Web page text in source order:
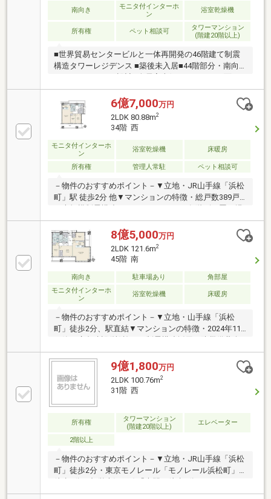
の住まい探しをお手伝いします ━━━━━・・・物件
の詳細・ご相談はお気軽にお問い合わせください。
南向き
モニタ付インターホ
ン
浴室乾燥機
所有権 ペット相談可
タワーマンション
(階建20階以上)
■世界貿易センタービルと一体再開発の46階建て制震
構造タワーレジデンス ■築後未入居■44階部分・南向
きのワイドスパン設計■全居室南側バルコニーに面す
る明るい居住空間■約25帖のLDK■LDと主寝室に床暖房
■WIC×2、SIC等収納充実■オープンキッチンで開放感
あり■Miele製食洗器■JAXON製ユニットバス■鹿島建設
施工■地震の揺れを制御する制震部材（HiDAX-e）を一
部配置した制震構造■防災備蓄倉庫・災害対策拠点
防災備蓄倉庫を、13階～46階に設置
6億7,000万円
2LDK 80.88m2
34階 西
モニタ付インターホ
ン
浴室乾燥機 床暖房
所有権 管理人常駐 ペット相談可
－物件のおすすめポイント－▼立地・JR山手線「浜松
町」駅 徒歩2分 他▼マンションの特徴・総戸数389戸
の大規模制震構造タワーレジデンス・各階ゴミ置き場
有、24時間ゴミ出し可能・パーティールーム等の共用
施設有▼住戸の特徴・LDKはゆとりある約21.0帖の広
さ・全居室がバルコニーに面する間取り・ビルトイン
エアコン有・東京タワーを望む(天候による)▼設備・
ディスポーザー・食洗機・浴室は1620サイズ、浴室乾
燥機付※インターネット接続料1430円／月■ ご希望の
住まい探しをお手伝いします ━━━━━・・・物件の
詳細・ご相談はお気軽にお問い合わせください。
8億5,000万円
2LDK 121.6m2
45階 南
南向き 駐車場あり
角部屋
モニタ付インターホ
ン
浴室乾燥機 床暖房
－物件のおすすめポイント－▼立地・山手線「浜松
町」徒歩2分、駅直結▼マンションの特徴・2024年11
月築、鹿島建設(株)施工・制震構造採用・防災備蓄倉
庫を13階～46階に設置・ペット飼育可(細則有)▼住戸
の特徴・専有面積121.6平米・最大天井高
3000mm(LD・主寝室)・WIC等、全居室に収納有・
南・東の2面バルコニー仕様・トイレ2ヶ所・2ボウル
の洗面台※住宅共用施設予約システム使用料1100円／
月、駐車場専用使用料52000円／月■ ご希望の住まい
探しをお手伝いします ━━━━━・・・物件の詳細・
ご相談はお気軽にお問い合わせください。
9億1,800万円
2LDK 100.76m2
31階 西
所有権
タワーマンション
(階建20階以上)
エレベーター
2階以上
－物件のおすすめポイント－▼立地・JR山手線「浜松
町」徒歩2分・東京モノレール「モノレール浜松町」
徒歩3分・都営大江戸線「大門」徒歩4分▼マンション
の特徴・2024年11月築・(株)世界貿易センタービルデ